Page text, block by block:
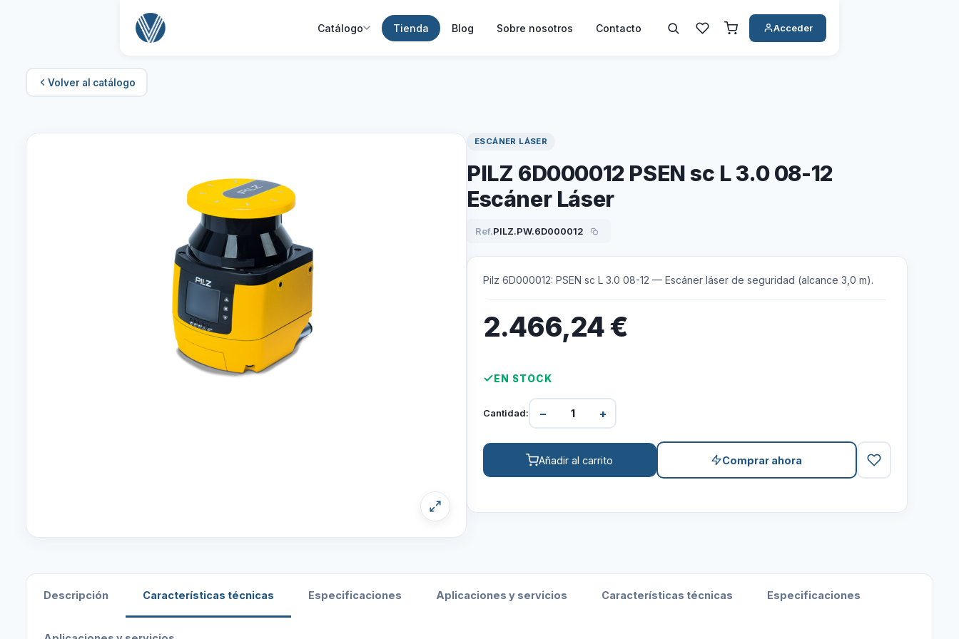
Catálogo Tienda Blog Sobre nosotros Contacto Acceder
Volver al catálogo
ESCÁNER LÁSER
PILZ 6D000012 PSEN sc L 3.0 08-12
Escáner Láser
Ref.PILZ.PW.6D000012
Pilz 6D000012: PSEN sc L 3.0 08-12 — Escáner láser de seguridad (alcance 3,0 m).
2.466,24€
EN STOCK
Cantidad: − +
Añadir al carrito Comprar ahora
Descripción Características técnicas Especificaciones Aplicaciones y servicios Características técnicas Especificaciones